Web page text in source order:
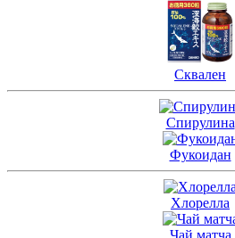
Сквален
Спирулина
Фукоидан
Хлорелла
Чай матча